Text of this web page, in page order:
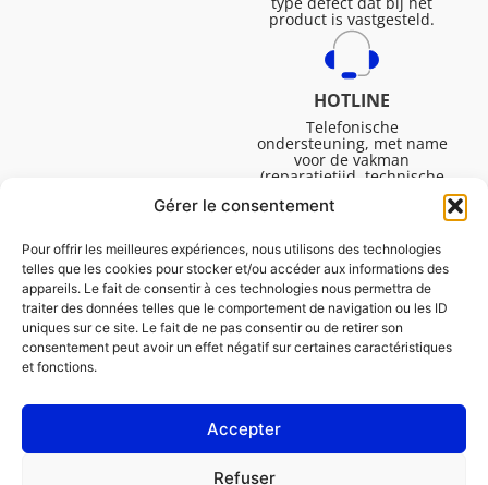
Gérer le consentement
Pour offrir les meilleures expériences, nous utilisons des technologies
telles que les cookies pour stocker et/ou accéder aux informations des
appareils. Le fait de consentir à ces technologies nous permettra de
traiter des données telles que le comportement de navigation ou les ID
uniques sur ce site. Le fait de ne pas consentir ou de retirer son
consentement peut avoir un effet négatif sur certaines caractéristiques
et fonctions.
Accepter
Refuser
product is vastgesteld.
HOTLINE
Telefonische
ondersteuning, met name
voor de vakman
(reparatietijd, technische
Maandag tot vrijdag van